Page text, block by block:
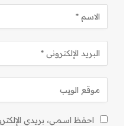
احفظ اسمي، بريدي